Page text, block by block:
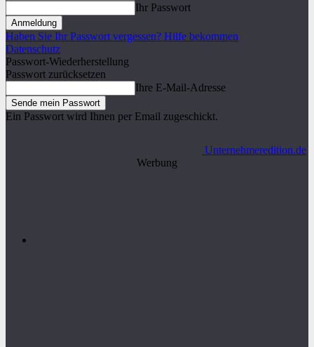
Ihr Passwort
Haben Sie Ihr Passwort vergessen? Hilfe bekommen
Datenschutz
Passwort-Wiederherstellung
Passwort zurücksetzen
Ihre E-Mail-Adresse
Ein Passwort wird Ihnen per Email zugeschickt.
Unternehmeredition.de
Werbung